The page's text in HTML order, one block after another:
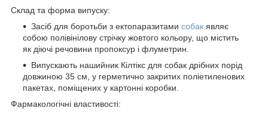
Склад та форма випуску:
Засіб для боротьби з ектопаразитами собак являє
собою полівінілову стрічку жовтого кольору, що містить
як діючі речовини пропоксур і флуметрин.
Випускають нашийник Кілтікс для собак дрібних порід
довжиною 35 см, у герметично закритих поліетиленових
пакетах, поміщених у картонні коробки.
Фармакологічні властивості: